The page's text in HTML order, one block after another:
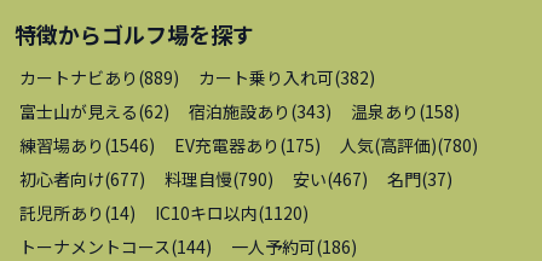
特徴からゴルフ場を探す
カートナビあり (889) カート乗り入れ可(382)
富士山が見える(62) 宿泊施設あり (343) 温泉あり (158)
練習場あり (1546) EV充電器あり (175) 人気(高評価)(780)
初心者向け(677) 料理自慢(790) 安い(467) 名門(37)
託児所あり (14) IC10キロ以内(1120)
トーナメントコース(144) 一人予約可(186)